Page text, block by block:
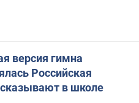
версия гимна
Российская
в школе